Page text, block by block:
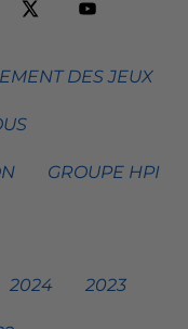
DES JEUX
GROUPE HPI
2024 2023